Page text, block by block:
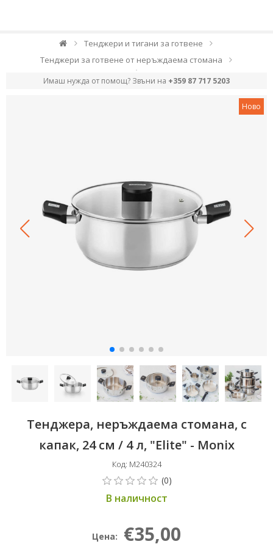
Тенджери и тигани за готвене
Тенджери за готвене от неръждаема стомана
Имаш нужда от помощ? Звъни на +359 87 717 5203
Ново
Тенджера, неръждаема стомана, с
капак, 24 см / 4 л, "Elite" - Monix
Код: M240324
В наличност
Цена: €35,00